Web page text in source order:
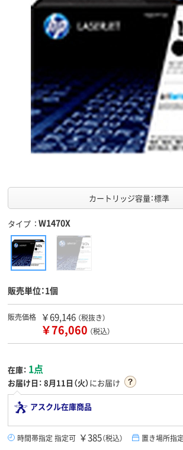
カートリッジ容量：標準
タイプ W1470X
販売単位：1個
販売価格 ￥69,146 （税抜き）
￥76,060 （税込）
在庫： 1点
お届け日： 8月11日（火）にお届け
アスクル在庫商品
時間帯指定 指定可 ￥385（税込） 置き場所指